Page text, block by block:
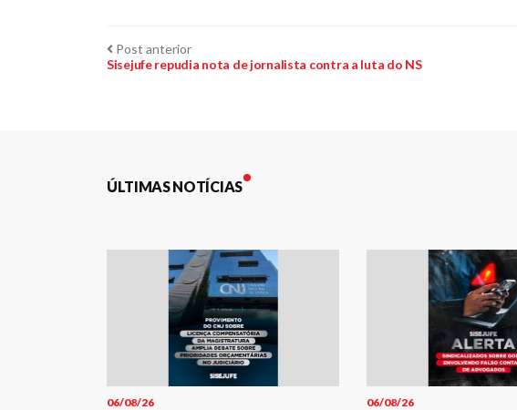
Navegação
Post anteriorPost
anterior:
Sisejufe repudia nota de jornalista contra a luta do NS
ÚLTIMAS NOTÍCIAS
06/08/26 06/08/26